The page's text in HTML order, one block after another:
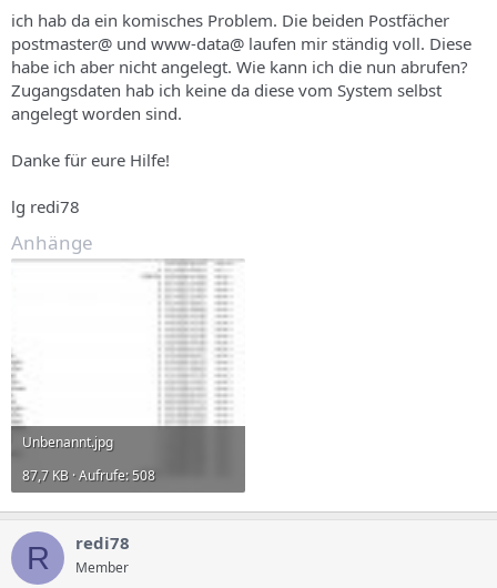
s
T
h
e
m
a
d
a
t
u
m
ich hab da ein komisches Problem. Die beiden Postfächer
postmaster@ und www-data@ laufen mir ständig voll. Diese
habe ich aber nicht angelegt. Wie kann ich die nun abrufen?
Zugangsdaten hab ich keine da diese vom System selbst
angelegt worden sind.
Danke für eure Hilfe!
lg redi78
Anhänge
Unbenannt.jpg
87,7 KB · Aufrufe: 508
R redi78
Member